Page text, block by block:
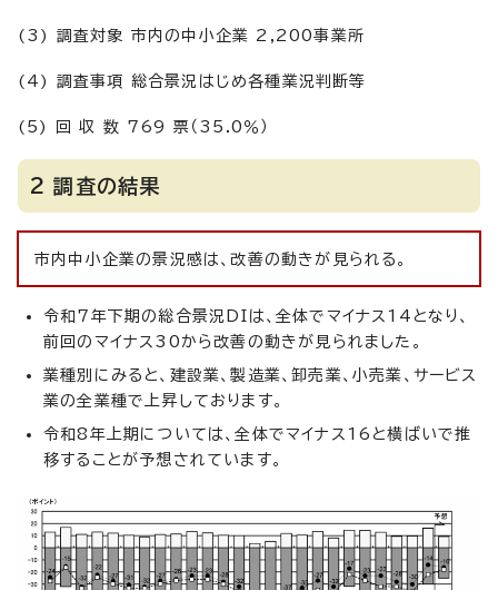
(3) 調査対象 市内の中小企業 2,200事業所
(4) 調査事項 総合景況はじめ各種業況判断等
(5) 回 収 数 769 票（35.0％）
2 調査の結果
市内中小企業の景況感は、改善の動きが見られる。
令和7年下期の総合景況DIは、全体でマイナス14となり、
前回のマイナス30から改善の動きが見られました。
業種別にみると、建設業、製造業、卸売業、小売業、サービス
業の全業種で上昇しております。
令和8年上期については、全体でマイナス16と横ばいで推
移することが予想されています。